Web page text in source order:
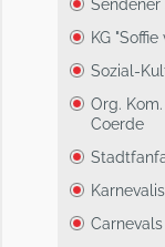
Sendener
KG
Sozial-
Org.
Coerde